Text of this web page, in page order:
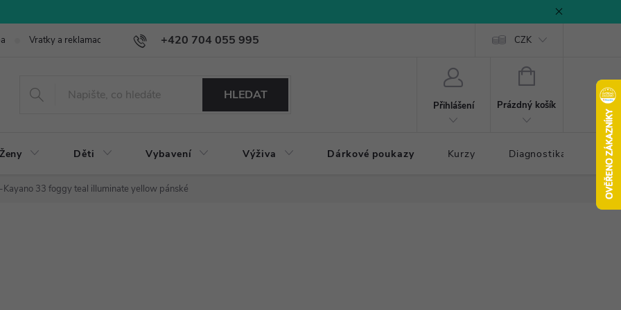
+420 704 055 995
Vratky a reklamace CZK
HLEDAT
Přihlášení
NÁKUPNÍ
Prázdný košík
Ženy Děti Vybavení Výživa Dárkové poukazy Kurzy Diagnostika došlapu
Kayano 33 foggy teal illuminate yellow pánské